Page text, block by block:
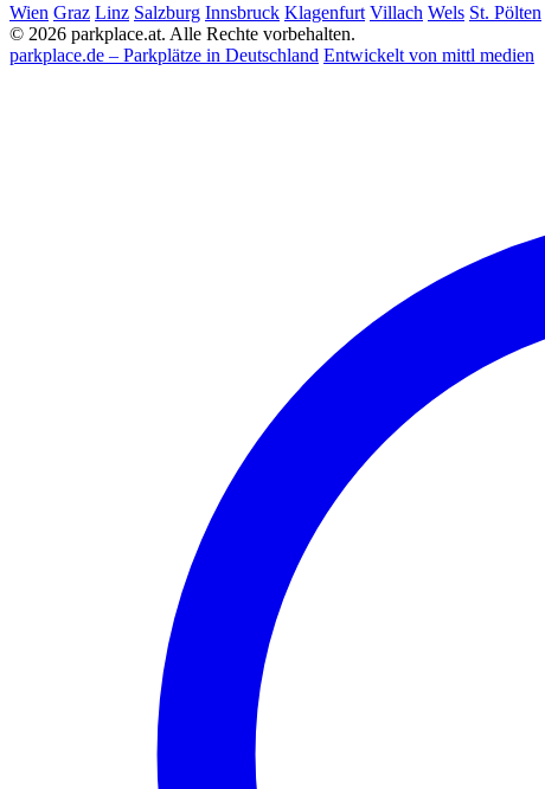
Wien Graz Linz Salzburg Innsbruck Klagenfurt Villach Wels St. Pölten
© 2026 parkplace.at. Alle Rechte vorbehalten.
parkplace.de – Parkplätze in Deutschland Entwickelt von mittl medien